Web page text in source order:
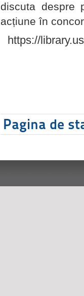
discuta despre
acțiune în
https://
Pagina de